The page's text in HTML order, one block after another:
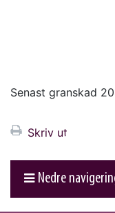
Senast granskad
Skriv ut
Nedre